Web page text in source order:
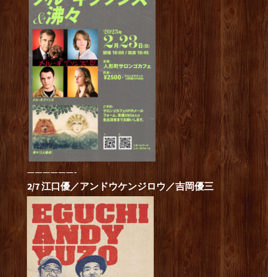
——————-
2/7 江口優／アンドウケンジロウ／吉岡優三